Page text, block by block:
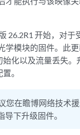
26.2R1 开始，对
学模块的固件。此
始化以及流量丢失。
。
您在瞻博网络技术
导下升级固件。